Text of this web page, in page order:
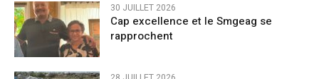
30 JUILLET 2026
Cap excellence et le Smgeag se
rapprochent